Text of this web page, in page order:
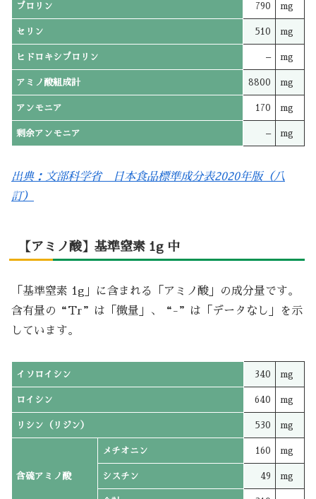
プロリン 790 mg
セリン 510 mg
ヒドロキシプロリン – mg
アミノ酸組成計 8800 mg
アンモニア 170 mg
剰余アンモニア – mg
出典：文部科学省 日本食品標準成分表2020年版（八
訂）
【アミノ酸】基準窒素 1g 中
「基準窒素 1g」に含まれる「アミノ酸」の成分量です。
含有量の“Tr”は「微量」、“-”は「データなし」を示
しています。
イソロイシン 340 mg
ロイシン 640 mg
リシン（リジン） 530 mg
含硫アミノ酸
メチオニン 160 mg
シスチン 49 mg